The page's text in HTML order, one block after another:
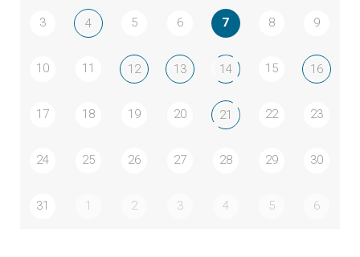
3 4 5 6 7 8 9
10 11 12 13 14 15 16
17 18 19 20 21 22 23
24 25 26 27 28 29 30
31 1 2 3 4 5 6